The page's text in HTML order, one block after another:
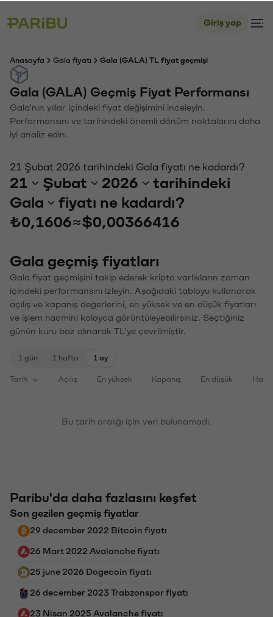
Giriş yap
Anasayfa Gala fiyatı Gala (GALA) TL fiyat geçmişi
Gala (GALA) Geçmiş Fiyat Performansı
Gala'nın yıllar içindeki fiyat değişimini inceleyin.
Performansını ve tarihindeki önemli dönüm noktalarını daha
iyi analiz edin.
21 Şubat 2026 tarihindeki Gala fiyatı ne kadardı?
21 Şubat 2026
tarihindeki
Gala
fiyatı ne kadardı?
₺0,1606≈$0,00366416
Gala geçmiş fiyatları
Gala fiyat geçmişini takip ederek kripto varlıkların zaman
içindeki performansını izleyin. Aşağıdaki tabloyu kullanarak
açılış ve kapanış değerlerini, en yüksek ve en düşük fiyatları
ve işlem hacmini kolayca görüntüleyebilirsiniz. Seçtiğiniz
günün kuru baz alınarak TL'ye çevrilmiştir.
1 gün 1 hafta 1 ay
Tarih Açılış En yüksek Kapanış En düşük
Bu tarih aralığı için veri bulunamadı.
Paribu'da daha fazlasını keşfet
Son gezilen geçmiş fiyatlar
29 december 2022 Bitcoin fiyatı
26 Mart 2022 Avalanche fiyatı
25 june 2026 Dogecoin fiyatı
26 december 2023 Trabzonspor fiyatı
23 Nisan 2025 Avalanche fiyatı